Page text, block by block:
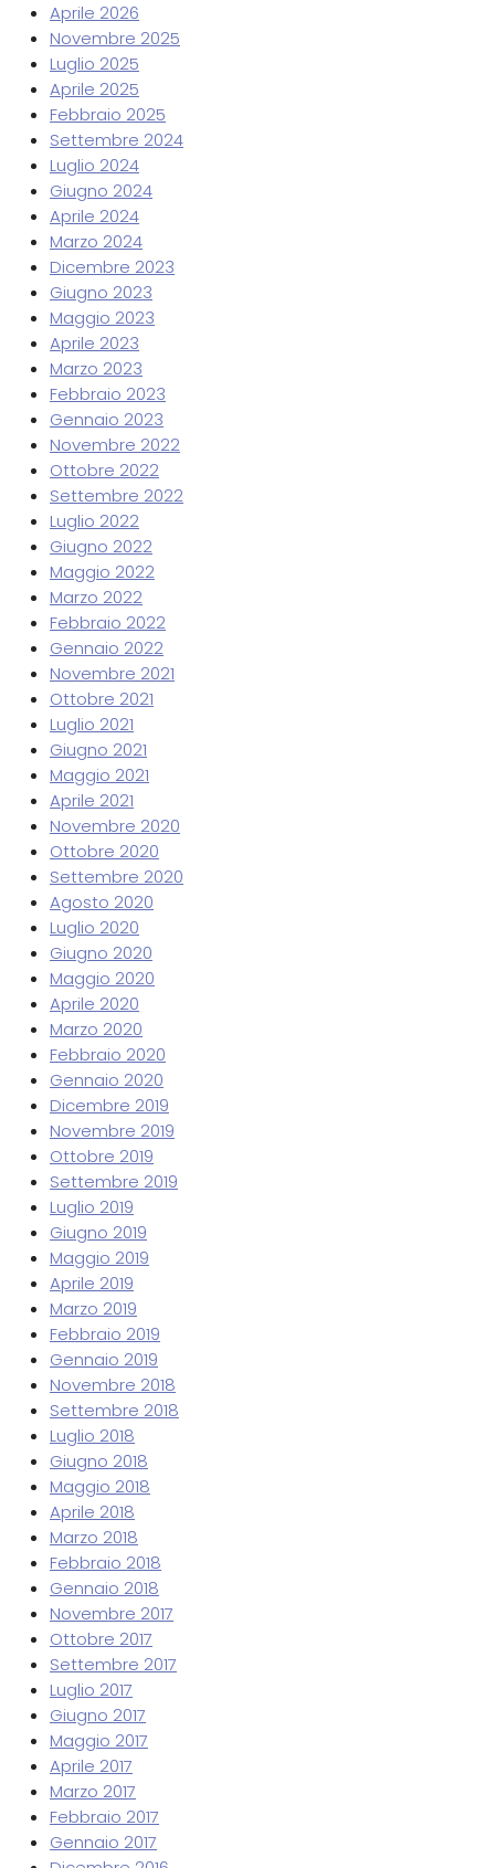
Aprile 2026
Novembre 2025
Luglio 2025
Aprile 2025
Febbraio 2025
Settembre 2024
Luglio 2024
Giugno 2024
Aprile 2024
Marzo 2024
Dicembre 2023
Giugno 2023
Maggio 2023
Aprile 2023
Marzo 2023
Febbraio 2023
Gennaio 2023
Novembre 2022
Ottobre 2022
Settembre 2022
Luglio 2022
Giugno 2022
Maggio 2022
Marzo 2022
Febbraio 2022
Gennaio 2022
Novembre 2021
Ottobre 2021
Luglio 2021
Giugno 2021
Maggio 2021
Aprile 2021
Novembre 2020
Ottobre 2020
Settembre 2020
Agosto 2020
Luglio 2020
Giugno 2020
Maggio 2020
Aprile 2020
Marzo 2020
Febbraio 2020
Gennaio 2020
Dicembre 2019
Novembre 2019
Ottobre 2019
Settembre 2019
Luglio 2019
Giugno 2019
Maggio 2019
Aprile 2019
Marzo 2019
Febbraio 2019
Gennaio 2019
Novembre 2018
Settembre 2018
Luglio 2018
Giugno 2018
Maggio 2018
Aprile 2018
Marzo 2018
Febbraio 2018
Gennaio 2018
Novembre 2017
Ottobre 2017
Settembre 2017
Luglio 2017
Giugno 2017
Maggio 2017
Aprile 2017
Marzo 2017
Febbraio 2017
Gennaio 2017